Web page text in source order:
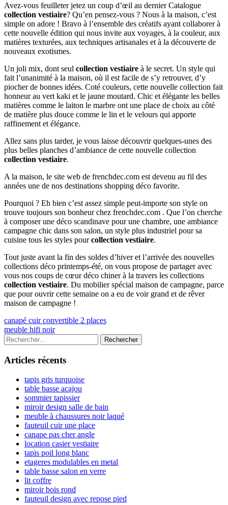
Avez-vous feuilleter jetez un coup d’œil au dernier Catalogue
collection vestiaire? Qu’en pensez-vous ? Nous à la maison, c’est
simple on adore ! Bravo à l’ensemble des créatifs ayant collaborer à
cette nouvelle édition qui nous invite aux voyages, à la couleur, aux
matières texturées, aux techniques artisanales et à la découverte de
nouveaux exotismes.
Un joli mix, dont seul collection vestiaire à le secret. Un style qui
fait l’unanimité à la maison, où il est facile de s’y retrouver, d’y
piocher de bonnes idées. Coté couleurs, cette nouvelle collection fait
honneur au vert kaki et le jaune moutard. Chic et élégante les belles
matières comme le laiton le marbre ont une place de choix au côté
de matière plus douce comme le lin et le velours qui apporte
raffinement et élégance.
Allez sans plus tarder, je vous laisse découvrir quelques-unes des
plus belles planches d’ambiance de cette nouvelle collection
collection vestiaire.
A la maison, le site web de frenchdec.com est devenu au fil des
années une de nos destinations shopping déco favorite.
Pourquoi ? Eh bien c’est assez simple peut-importe son style on
trouve toujours son bonheur chez frenchdec.com . Que l’on cherche
à composer une déco scandinave pour une chambre, une ambiance
campagne chic dans son salon, un style plus industriel pour sa
cuisine tous les styles pourcollection vestiaire.
Tout juste avant la fin des soldes d’hiver et l’arrivée des nouvelles
collections déco printemps-été, on vous propose de partager avec
vous nos coups de cœur déco chiner à la travers les collections
collection vestiaire. Du mobilier spécial maison de campagne, parce
que pour ouvrir cette semaine on a eu de voir grand et de rêver
maison de campagne !
Navigation
de
l’article
Previous
article:
canapé cuir convertible 2 places
Next
article:
meuble hifi noir
Colonne
latérale
principale
Rechercher :
Articles récents
tapis gris turquoise
table basse acajou
sommier tapissier
miroir design salle de bain
meuble à chaussures noir laqué
fauteuil cuir une place
canape pas cher angle
location casier vestiaire
tapis poil long blanc
etageres modulables en metal
table basse salon en verre
lit coffre
miroir bois rond
fauteuil design avec repose pied